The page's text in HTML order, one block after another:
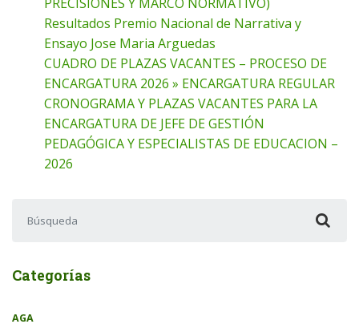
Resultados Premio Nacional de Narrativa y
Ensayo Jose Maria Arguedas
CUADRO DE PLAZAS VACANTES – PROCESO DE
ENCARGATURA 2026 » ENCARGATURA REGULAR
CRONOGRAMA Y PLAZAS VACANTES PARA LA
ENCARGATURA DE JEFE DE GESTIÓN
PEDAGÓGICA Y ESPECIALISTAS DE EDUCACION –
2026
Categorías
AGA